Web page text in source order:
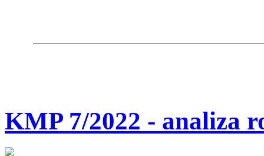
KMP 7/2022 - analiza